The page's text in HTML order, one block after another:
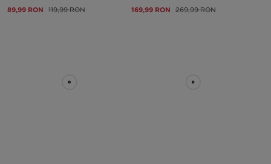
89,99 RON 119,99 RON 169,99 RON 269,99 RON